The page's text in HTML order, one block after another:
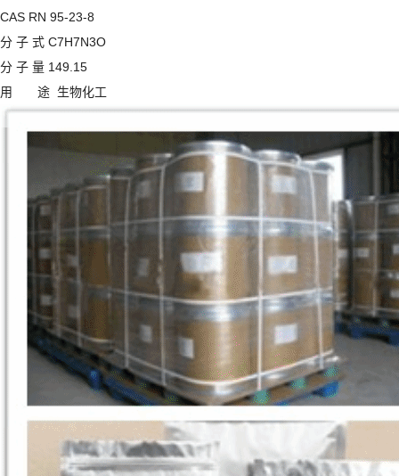
CAS RN 95-23-8
分 子 式 C7H7N3O
分 子 量 149.15
用 途 生物化工